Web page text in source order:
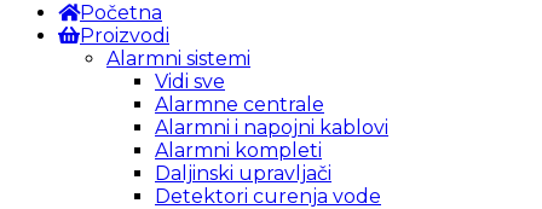
Početna
Proizvodi
Alarmni sistemi
Vidi sve
Alarmne centrale
Alarmni i napojni kablovi
Alarmni kompleti
Daljinski upravljači
Detektori curenja vode